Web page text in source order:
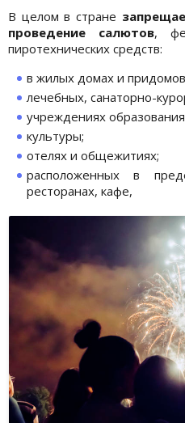
В целом в стране
проведение салютов,
пиротехнических средств:
в жилых домах и
лечебных, санаторно-
учреждениях
культуры;
отелях и общежитиях;
расположенных в
ресторанах, кафе,